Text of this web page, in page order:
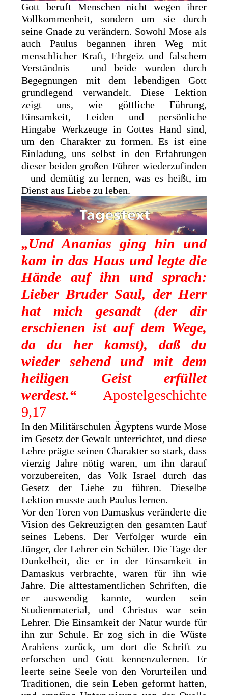
Gott beruft Menschen nicht wegen ihrer
Vollkommenheit, sondern um sie durch
seine Gnade zu verändern. Sowohl Mose als
auch Paulus begannen ihren Weg mit
menschlicher Kraft, Ehrgeiz und falschem
Verständnis – und beide wurden durch
Begegnungen mit dem lebendigen Gott
grundlegend verwandelt. Diese Lektion
zeigt uns, wie göttliche Führung,
Einsamkeit, Leiden und persönliche
Hingabe Werkzeuge in Gottes Hand sind,
um den Charakter zu formen. Es ist eine
Einladung, uns selbst in den Erfahrungen
dieser beiden großen Führer wiederzufinden
– und demütig zu lernen, was es heißt, im
Dienst aus Liebe zu leben.
„Und Ananias ging hin und
kam in das Haus und legte die
Hände auf ihn und sprach:
Lieber Bruder Saul, der Herr
hat mich gesandt (der dir
erschienen ist auf dem Wege,
da du her kamst), daß du
wieder sehend und mit dem
heiligen Geist erfüllet
werdest.“ Apostelgeschichte
9,17
In den Militärschulen Ägyptens wurde Mose
im Gesetz der Gewalt unterrichtet, und diese
Lehre prägte seinen Charakter so stark, dass
vierzig Jahre nötig waren, um ihn darauf
vorzubereiten, das Volk Israel durch das
Gesetz der Liebe zu führen. Dieselbe
Lektion musste auch Paulus lernen.
Vor den Toren von Damaskus veränderte die
Vision des Gekreuzigten den gesamten Lauf
seines Lebens. Der Verfolger wurde ein
Jünger, der Lehrer ein Schüler. Die Tage der
Dunkelheit, die er in der Einsamkeit in
Damaskus verbrachte, waren für ihn wie
Jahre. Die alttestamentlichen Schriften, die
er auswendig kannte, wurden sein
Studienmaterial, und Christus war sein
Lehrer. Die Einsamkeit der Natur wurde für
ihn zur Schule. Er zog sich in die Wüste
Arabiens zurück, um dort die Schrift zu
erforschen und Gott kennenzulernen. Er
leerte seine Seele von den Vorurteilen und
Traditionen, die sein Leben geformt hatten,